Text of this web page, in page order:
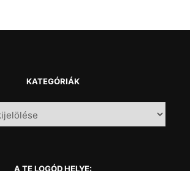
KATEGÓRIÁK
A TE LOGÓD HELYE: